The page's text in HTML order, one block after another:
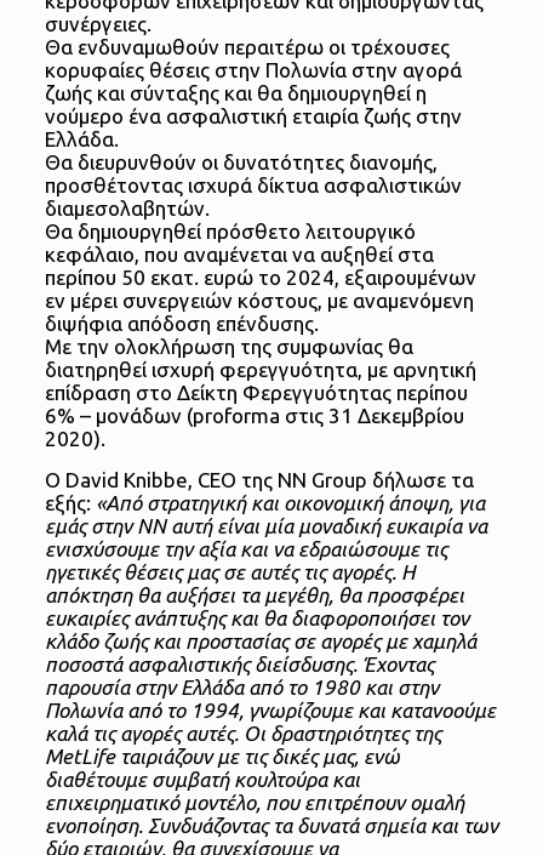
συνέργειες.
Θα ενδυναμωθούν περαιτέρω οι τρέχουσες
κορυφαίες θέσεις στην Πολωνία στην αγορά
ζωής και σύνταξης και θα δημιουργηθεί η
νούμερο ένα ασφαλιστική εταιρία ζωής στην
Ελλάδα.
Θα διευρυνθούν οι δυνατότητες διανομής,
προσθέτοντας ισχυρά δίκτυα ασφαλιστικών
διαμεσολαβητών.
Θα δημιουργηθεί πρόσθετο λειτουργικό
κεφάλαιο, που αναμένεται να αυξηθεί στα
περίπου 50 εκατ. ευρώ το 2024, εξαιρουμένων
εν μέρει συνεργειών κόστους, με αναμενόμενη
διψήφια απόδοση επένδυσης.
Με την ολοκλήρωση της συμφωνίας θα
διατηρηθεί ισχυρή φερεγγυότητα, με αρνητική
επίδραση στο Δείκτη Φερεγγυότητας περίπου
6% – μονάδων (proforma στις 31 Δεκεμβρίου
2020).
Ο David Knibbe, CEO της NN Group δήλωσε τα
εξής: «Από στρατηγική και οικονομική άποψη, για
εμάς στην ΝΝ αυτή είναι μία μοναδική ευκαιρία να
ενισχύσουμε την αξία και να εδραιώσουμε τις
ηγετικές θέσεις μας σε αυτές τις αγορές. Η
απόκτηση θα αυξήσει τα μεγέθη, θα προσφέρει
ευκαιρίες ανάπτυξης και θα διαφοροποιήσει τον
κλάδο ζωής και προστασίας σε αγορές με χαμηλά
ποσοστά ασφαλιστικής διείσδυσης. Έχοντας
παρουσία στην Ελλάδα από το 1980 και στην
Πολωνία από το 1994, γνωρίζουμε και κατανοούμε
καλά τις αγορές αυτές. Οι δραστηριότητες της
MetLife ταιριάζουν με τις δικές μας, ενώ
διαθέτουμε συμβατή κουλτούρα και
επιχειρηματικό μοντέλο, που επιτρέπουν ομαλή
ενοποίηση. Συνδυάζοντας τα δυνατά σημεία και των
δύο εταιριών, θα συνεχίσουμε να